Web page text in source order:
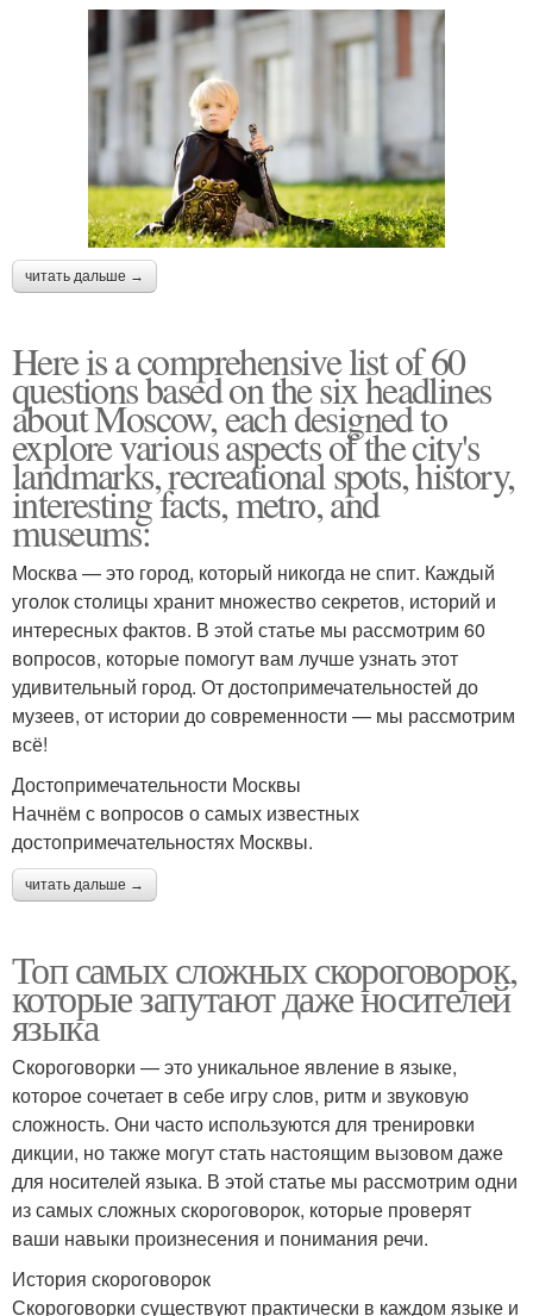
читать дальше →
Here is a comprehensive list of 60
questions based on the six headlines
about Moscow, each designed to
explore various aspects of the city's
landmarks, recreational spots, history,
interesting facts, metro, and
museums:
Москва — это город, который никогда не спит. Каждый
уголок столицы хранит множество секретов, историй и
интересных фактов. В этой статье мы рассмотрим 60
вопросов, которые помогут вам лучше узнать этот
удивительный город. От достопримечательностей до
музеев, от истории до современности — мы рассмотрим
всё!
Достопримечательности Москвы
Начнём с вопросов о самых известных
достопримечательностях Москвы.
читать дальше →
Топ самых сложных скороговорок,
которые запутают даже носителей
языка
Скороговорки — это уникальное явление в языке,
которое сочетает в себе игру слов, ритм и звуковую
сложность. Они часто используются для тренировки
дикции, но также могут стать настоящим вызовом даже
для носителей языка. В этой статье мы рассмотрим одни
из самых сложных скороговорок, которые проверят
ваши навыки произнесения и понимания речи.
История скороговорок
Скороговорки существуют практически в каждом языке и